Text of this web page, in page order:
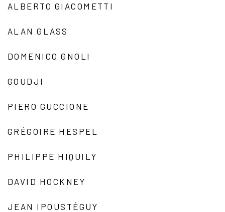
ALBERTO GIACOMETTI
ALAN GLASS
DOMENICO GNOLI
GOUDJI
PIERO GUCCIONE
GRÉGOIRE HESPEL
PHILIPPE HIQUILY
DAVID HOCKNEY
JEAN IPOUSTÉGUY